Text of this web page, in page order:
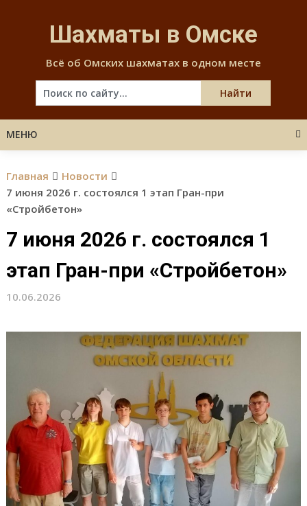
content
Шахматы в Омске
Всё об Омских шахматах в одном месте
МЕНЮ
Главная
Новости
7 июня 2026 г. состоялся 1 этап Гран-при
«Стройбетон»
7 июня 2026 г. состоялся 1
этап Гран-при «Стройбетон»
10.06.2026